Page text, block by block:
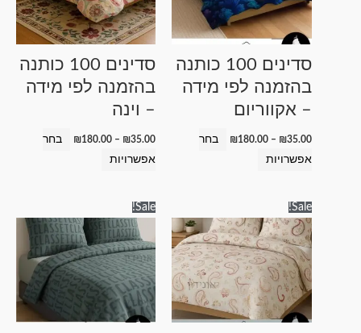
סדינים 100 כותנה
בהזמנה לפי מידה
– אקווריום
₪35.00
–
₪180.00
בחר
אפשרויות
סוגים.
ניתן
את
האפשרויות
בעמוד
סדינים 100 כותנה
בהזמנה לפי מידה
– וינה
₪35.00
–
₪180.00
בחר
אפשרויות
סוגים.
ניתן
את
האפשרויות
Sale!
מחירים:
⁦₪35.00⁩
עד
⁦₪180.00⁩
זה
יש
מספר
סוגים.
ניתן
Sale!
מחירים:
עד
⁦₪180.00⁩
זה
יש
מספר
סוגים.